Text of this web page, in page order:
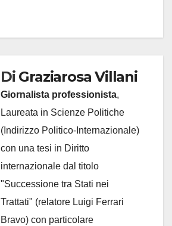
Di Graziarosa Villani
Giornalista professionista,
Laureata in Scienze Politiche
(Indirizzo Politico-Internazionale)
con una tesi in Diritto
internazionale dal titolo
"Successione tra Stati nei
Trattati" (relatore Luigi Ferrari
Bravo) con particolare